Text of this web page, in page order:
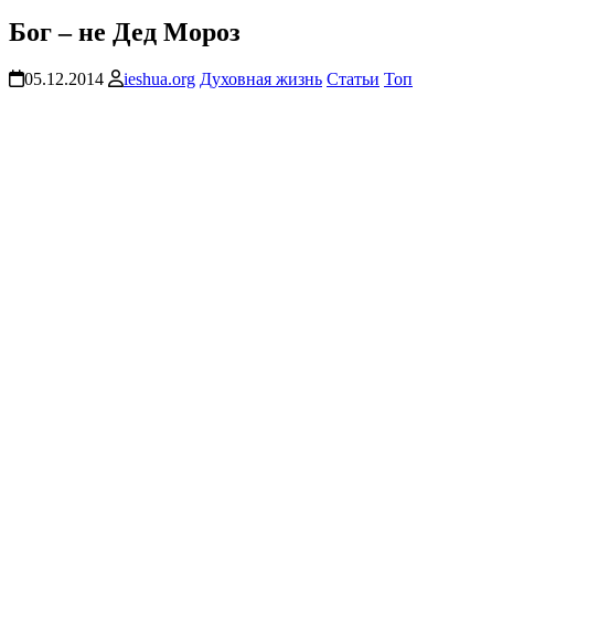
Бог – не Дед Мороз
05.12.2014 ieshua.org Духовная жизнь Статьи Топ